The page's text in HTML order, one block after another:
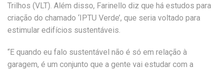
Trilhos (VLT). Além disso, Farinello diz que há estudos para
criação do chamado ‘IPTU Verde’, que seria voltado para
estimular edifícios sustentáveis.
“E quando eu falo sustentável não é só em relação à
garagem, é um conjunto que a gente vai estudar com a